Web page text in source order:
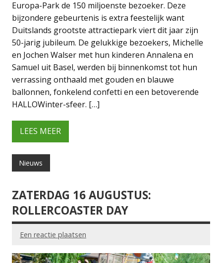
Europa-Park de 150 miljoenste bezoeker. Deze
bijzondere gebeurtenis is extra feestelijk want
Duitslands grootste attractiepark viert dit jaar zijn
50-jarig jubileum. De gelukkige bezoekers, Michelle
en Jochen Walser met hun kinderen Annalena en
Samuel uit Basel, werden bij binnenkomst tot hun
verrassing onthaald met gouden en blauwe
ballonnen, fonkelend confetti en een betoverende
HALLOWinter-sfeer. […]
LEES MEER
Nieuws
ZATERDAG 16 AUGUSTUS:
ROLLERCOASTER DAY
Een reactie plaatsen